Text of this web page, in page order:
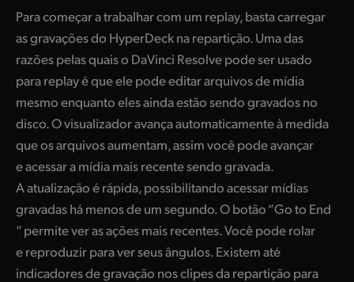
Para começar a trabalhar com um replay, basta carregar
as gravações do HyperDeck na repartição. Uma das
razões pelas quais o DaVinci Resolve pode ser usado
para replay é que ele pode editar arquivos de mídia
mesmo enquanto eles ainda estão sendo gravados no
disco. O visualizador avança automaticamente à medida
que os arquivos aumentam, assim você pode avançar
e acessar a mídia mais recente sendo gravada.
A atualização é rápida, possibilitando acessar mídias
gravadas há menos de um segundo. O botão “Go to End
” permite ver as ações mais recentes. Você pode rolar
e reproduzir para ver seus ângulos. Existem até
indicadores de gravação nos clipes da repartição para